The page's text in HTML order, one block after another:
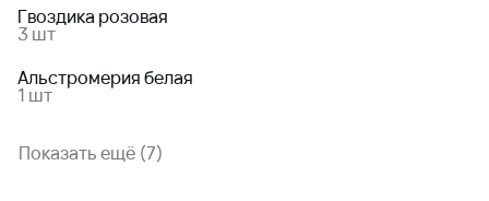
Гвоздика розовая
3 шт
Альстромерия белая
1 шт
Показать ещё (7)